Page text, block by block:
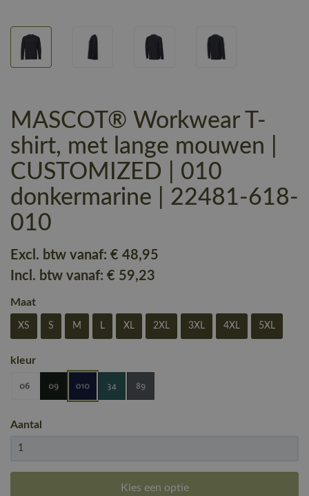
MASCOT® Workwear T-
shirt, met lange mouwen |
CUSTOMIZED | 010
donkermarine | 22481-618-
010
Excl. btw vanaf: € 48,95
Incl. btw vanaf: € 59,23
Maat
XS S M L XL 2XL 3XL 4XL 5XL
kleur
Aantal
Kies een optie